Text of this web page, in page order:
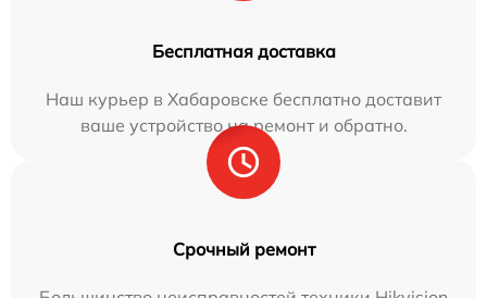
Бесплатная доставка
Наш курьер в Хабаровске бесплатно доставит
ваше устройство на ремонт и обратно.
Срочный ремонт